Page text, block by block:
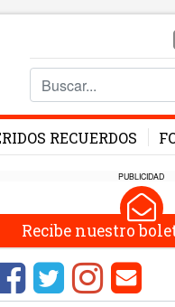
RECUERDOS
PUBLICIDAD
Recibe nuestro